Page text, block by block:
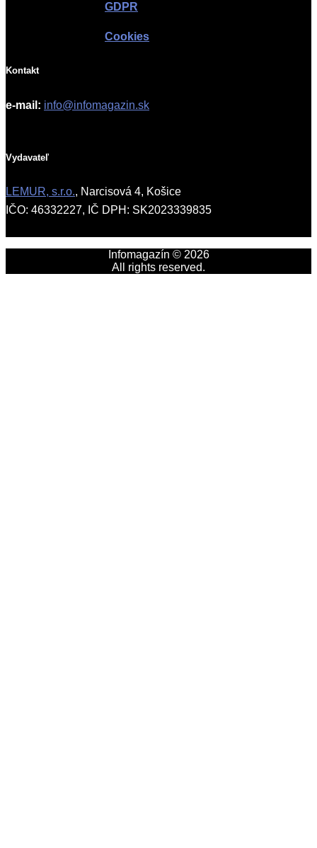
GDPR
Cookies
Kontakt
e-mail: info@infomagazin.sk
Vydavateľ
LEMUR, s.r.o., Narcisová 4, Košice
IČO: 46332227, IČ DPH: SK2023339835
Infomagazín © 2026
All rights reserved.